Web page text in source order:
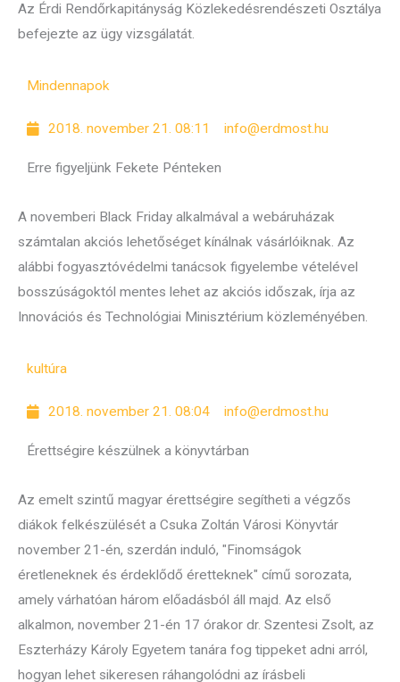
Az Érdi Rendőrkapitányság Közlekedésrendészeti Osztálya
befejezte az ügy vizsgálatát.
Mindennapok
2018. november 21. 08:11 info@erdmost.hu
Erre figyeljünk Fekete Pénteken
A novemberi Black Friday alkalmával a webáruházak
számtalan akciós lehetőséget kínálnak vásárlóiknak. Az
alábbi fogyasztóvédelmi tanácsok figyelembe vételével
bosszúságoktól mentes lehet az akciós időszak, írja az
Innovációs és Technológiai Minisztérium közleményében.
kultúra
2018. november 21. 08:04 info@erdmost.hu
Érettségire készülnek a könyvtárban
Az emelt szintű magyar érettségire segítheti a végzős
diákok felkészülését a Csuka Zoltán Városi Könyvtár
november 21-én, szerdán induló, "Finomságok
éretleneknek és érdeklődő éretteknek" című sorozata,
amely várhatóan három előadásból áll majd. Az első
alkalmon, november 21-én 17 órakor dr. Szentesi Zsolt, az
Eszterházy Károly Egyetem tanára fog tippeket adni arról,
hogyan lehet sikeresen ráhangolódni az írásbeli